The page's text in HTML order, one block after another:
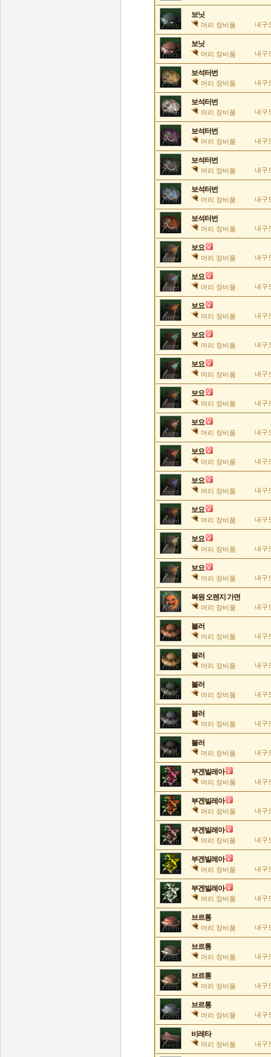
보닛
머리 장비품 내구
보닛
머리 장비품 내구
보석터번
머리 장비품 내구
보석터번
머리 장비품 내구
보석터번
머리 장비품 내구
보석터번
머리 장비품 내구
보석터번
머리 장비품 내구
보석터번
머리 장비품 내구
보요
머리 장비품 내구
보요
머리 장비품 내구
보요
머리 장비품 내구
보요
머리 장비품 내구
보요
머리 장비품 내구
보요
머리 장비품 내구
보요
머리 장비품 내구
보요
머리 장비품 내구
보요
머리 장비품 내구
보요
머리 장비품 내구
보요
머리 장비품 내구
보요
머리 장비품 내구
복원 오렌지 가면
머리 장비품 내구
볼러
머리 장비품 내구
볼러
머리 장비품 내구
볼러
머리 장비품 내구
볼러
머리 장비품 내구
볼러
머리 장비품 내구
부겐빌레아
머리 장비품 내구
부겐빌레아
머리 장비품 내구
부겐빌레아
머리 장비품 내구
부겐빌레아
머리 장비품 내구
부겐빌레아
머리 장비품 내구
브르통
머리 장비품 내구
브르통
머리 장비품 내구
브르통
머리 장비품 내구
브르통
머리 장비품 내구
비레타
머리 장비품 내구